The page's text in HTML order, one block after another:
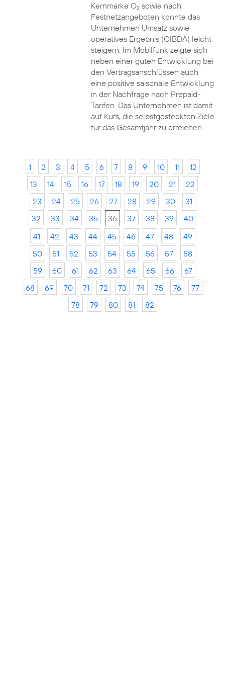
Kernmarke O2sowie nach
Festnetzangeboten konnte das
Unternehmen Umsatz sowie
operatives Ergebnis (OIBDA) leicht
steigern. Im Mobilfunk zeigte sich
neben einer guten Entwicklung bei
den Vertragsanschlüssen auch
eine positive saisonale Entwicklung
in der Nachfrage nach Prepaid-
Tarifen. Das Unternehmen ist damit
auf Kurs, die selbstgesteckten Ziele
für das Gesamtjahr zu erreichen.
1 2 3 4 5 6 7 8 9 10 11
12
13
14 15 16 17 18 19 20 21
22
23
24 25 26 27 28 29 30
31
32
33 34 35 36 37 38 39
40
41
42 43 44 45 46 47 48
49
50
51 52 53 54 55 56 57
58
59
60 61 62 63 64 65 66
67
68
69 70 71 72 73 74 75 76
77
78
79 80 81 82